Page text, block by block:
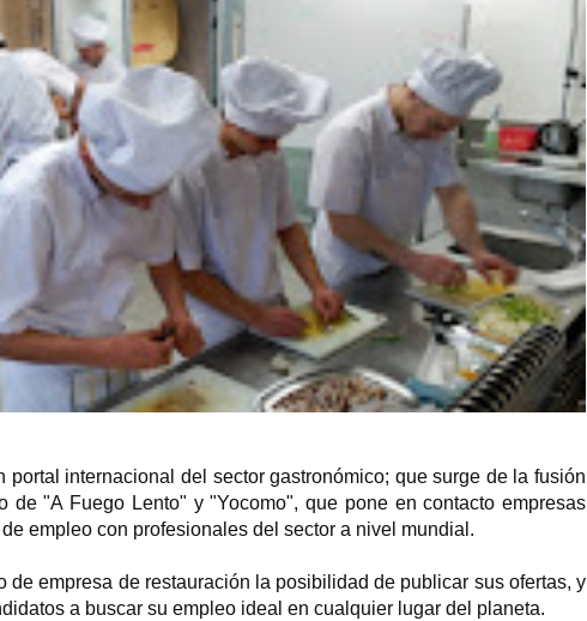
portal internacional del sector gastronómico; que surge de la fusión
de "A Fuego Lento" y "Yocomo", que pone en contacto empresas
empleo con profesionales del sector a nivel mundial.
de empresa de restauración la posibilidad de publicar sus ofertas, y
a buscar su empleo ideal en cualquier lugar del planeta.